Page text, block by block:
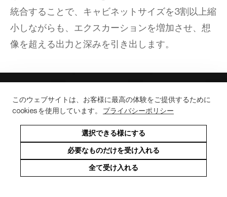
このウェブサイトは、お客様に最高の体験をご提供するために
cookies を使用しています。 プライバシーポリシー
全て受け入れる
選択できる様にする
必要なものだけを受け入れる
統合することで、キャビネットサイズを3割以上縮
小しながらも、エクスカーションを増加させ、想
像を超える出力と深みを引き出します。
myKEFで自分だけのKEF体験を